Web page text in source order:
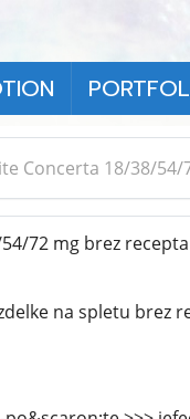
Concerta 18/38/
72 mg brez
na spletu brez